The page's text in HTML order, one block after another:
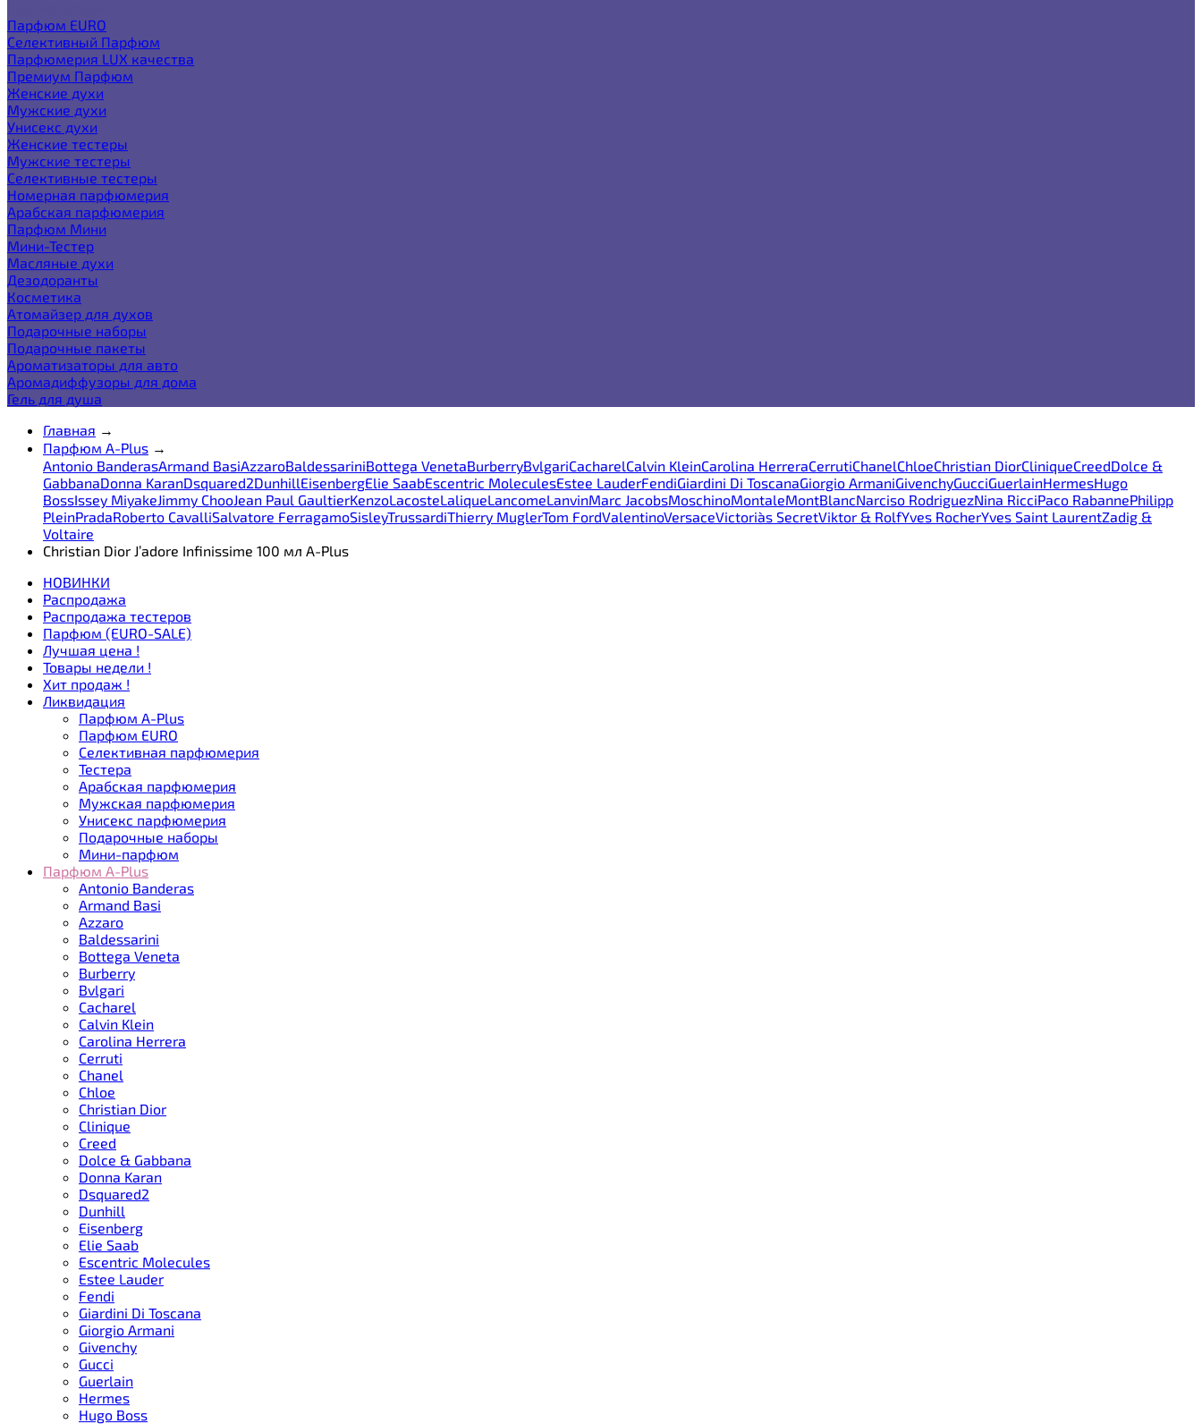
Парфюм EURO
Селективный Парфюм
Парфюмерия LUX качества
Премиум Парфюм
Женские духи
Мужские духи
Унисекс духи
Женские тестеры
Мужские тестеры
Селективные тестеры
Номерная парфюмерия
Арабская парфюмерия
Парфюм Мини
Мини-Тестер
Масляные духи
Дезодоранты
Косметика
Атомайзер для духов
Подарочные наборы
Подарочные пакеты
Ароматизаторы для авто
Аромадиффузоры для дома
Гель для душа
Главная →
Парфюм A-Plus →
Antonio BanderasArmand BasiAzzaroBaldessariniBottega VenetaBurberryBvlgariCacharelCalvin KleinCarolina HerreraCerrutiChanelChloeChristian DiorCliniqueCreedDolce &
GabbanaDonna KaranDsquared2DunhillEisenbergElie SaabEscentric MoleculesEstee LauderFendiGiardini Di ToscanaGiorgio ArmaniGivenchyGucciGuerlainHermesHugo
BossIssey MiyakeJimmy ChooJean Paul GaultierKenzoLacosteLaliqueLancomeLanvinMarc JacobsMoschinoMontaleMontBlancNarciso RodriguezNina RicciPaco RabannePhilipp
PleinPradaRoberto CavalliSalvatore FerragamoSisleyTrussardiThierry MuglerTom FordValentinoVersaceVictoria`s SecretViktor & RolfYves RocherYves Saint LaurentZadig &
Voltaire
Christian Dior J’adore Infinissime 100 мл A-Plus
НОВИНКИ
Распродажа
Распродажа тестеров
Парфюм (EURO-SALE)
Лучшая цена !
Товары недели !
Хит продаж !
Ликвидация
Парфюм A-Plus
Парфюм EURO
Селективная парфюмерия
Тестера
Арабская парфюмерия
Мужская парфюмерия
Унисекс парфюмерия
Подарочные наборы
Мини-парфюм
Парфюм A-Plus
Antonio Banderas
Armand Basi
Azzaro
Baldessarini
Bottega Veneta
Burberry
Bvlgari
Cacharel
Calvin Klein
Carolina Herrera
Cerruti
Chanel
Chloe
Christian Dior
Clinique
Creed
Dolce & Gabbana
Donna Karan
Dsquared2
Dunhill
Eisenberg
Elie Saab
Escentric Molecules
Estee Lauder
Fendi
Giardini Di Toscana
Giorgio Armani
Givenchy
Gucci
Guerlain
Hermes
Hugo Boss